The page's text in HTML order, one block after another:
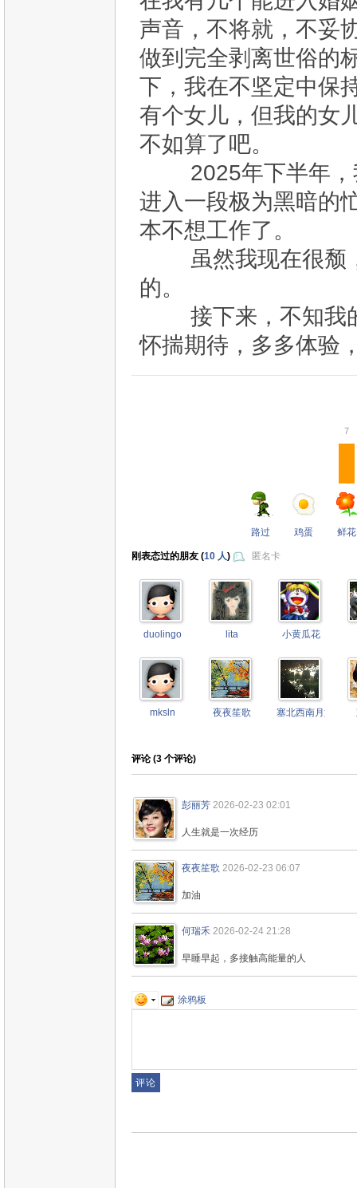
声音，不将就，不妥
做到完全剥离世俗的
下，我在不坚定中保
有个女儿，但我的女
不如算了吧。
2025年下半年，
进入一段极为黑暗的
本不想工作了。
虽然我现在很颓，
的。
接下来，不知我的
怀揣期待，多多体验
路过 鸡蛋
7
鲜花
刚表态过的朋友 (10 人) 匿名卡
duolingo lita 小黄瓜花
mksln 夜夜笙歌 塞北西南月如霜
评论 (3 个评论)
彭丽芳 2026-02-23 02:01
人生就是一次经历
夜夜笙歌 2026-02-23 06:07
加油
何瑞禾 2026-02-24 21:28
早睡早起，多接触高能量的人
涂鸦板